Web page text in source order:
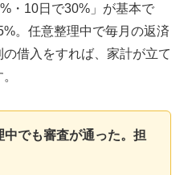
・10日で30%」が基本で
。任意整理中で毎月の返済
借入をすれば、家計が立て
中でも審査が通った。担